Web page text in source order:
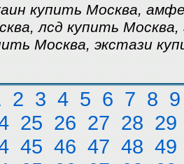
купить Москва,
лсд купить
Москва, экстази
2 3 4 5 6 7 8 9
25 26 27 28 29
45 46 47 48 49